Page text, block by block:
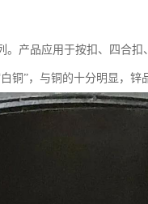
。产品应用于按扣、四合
铜”，与铜的十分明显，